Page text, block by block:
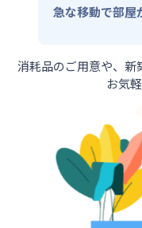
急な移動で部屋
消耗品のご用意や、新
お気